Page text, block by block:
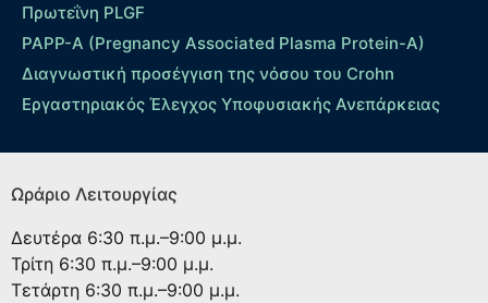
Πρωτεΐνη PLGF
PAPP-A (Pregnancy Associated Plasma Protein-A)
Διαγνωστική προσέγγιση της νόσου του Crohn
Εργαστηριακός Έλεγχος Υποφυσιακής Ανεπάρκειας
Ωράριο Λειτουργίας
Δευτέρα 6:30 π.μ.–9:00 μ.μ.
Τρίτη 6:30 π.μ.–9:00 μ.μ.
Τετάρτη 6:30 π.μ.–9:00 μ.μ.